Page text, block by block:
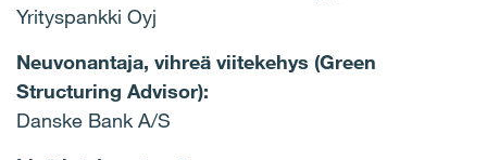
Yrityspankki Oyj
Neuvonantaja, vihreä viitekehys (Green
Structuring Advisor):
Danske Bank A/S